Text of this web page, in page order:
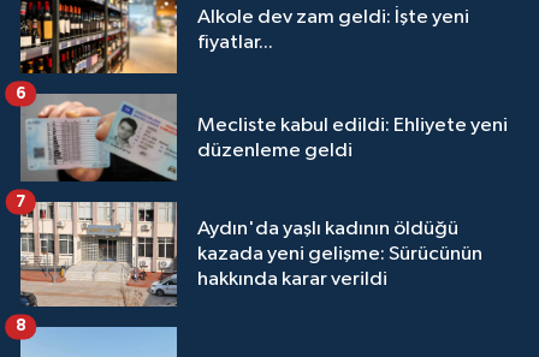
Alkole dev zam geldi: İşte yeni
fiyatlar...
Mecliste kabul edildi: Ehliyete yeni
düzenleme geldi
6
Aydın'da yaşlı kadının öldüğü
kazada yeni gelişme: Sürücünün
hakkında karar verildi
7
8